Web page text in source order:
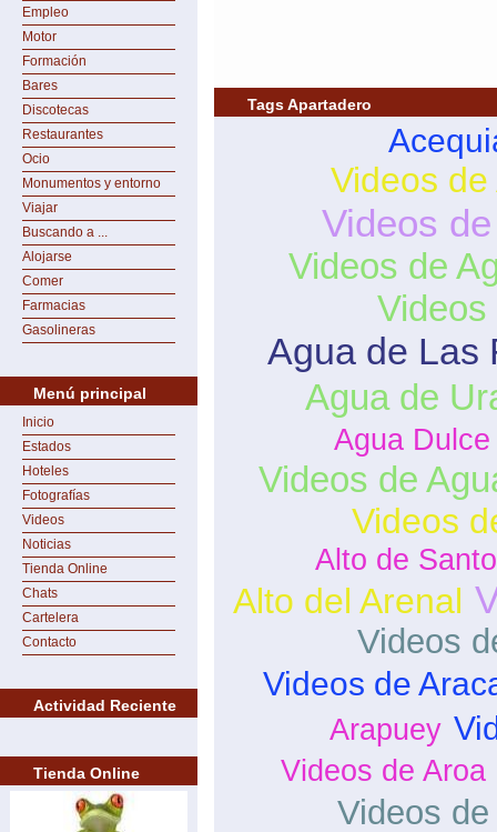
Empleo
Motor
Formación
Bares
Discotecas
Restaurantes
Ocio
Monumentos y entorno
Viajar
Buscando a ...
Alojarse
Comer
Farmacias
Gasolineras
Menú principal
Inicio
Estados
Hoteles
Fotografías
Videos
Noticias
Tienda Online
Chats
Cartelera
Contacto
Actividad Reciente
Tienda Online
Tags Apartadero
Videos
Videos
Videos de
Videos
Agua de Las
Agua de
Agua Dulce
Videos de
Videos
Alto de
Alto del Arenal
Videos
Videos de
Arapuey
Videos de Aroa
Videos